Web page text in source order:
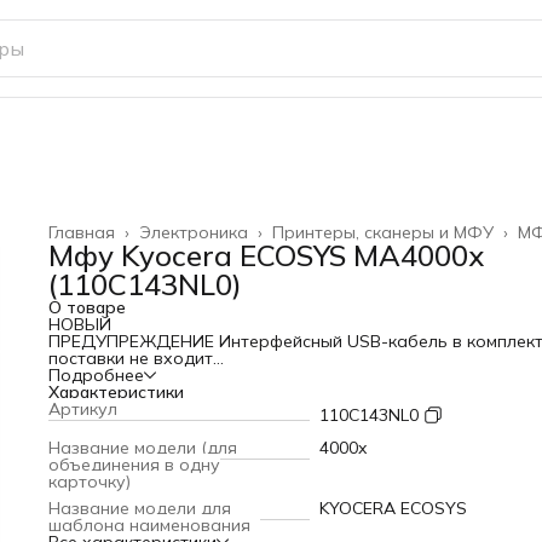
Принтеры, сканеры и МФУ ›
Электроника ›
Главная ›
Мфу Kyocera ECOSYS MA4000x
(110C143NL0)
О товаре
НОВЫЙ
ПРЕДУПРЕЖДЕНИЕ Интерфейсный USB-кабель в комплект
поставки не входит
Серия Ecosys
Модель ECOSYS MA4000x (110C143NL0)
Тип оборудования МФУ
Описание принтер/сканер/копир
Цветная печать Нет
Позиционирование Печать документов
Тип печати Лазерная
Цвета, использованные в оформлении Белый, Черный
Процессор ARM Cortex-A53, 1 ГГц
Объем памяти (Стандарт) (Мб) 1024
Подробнее
Характеристики
Артикул
110C143NL0
Название модели (для
объединения в одну
карточку)
4000x
Название модели для
шаблона наименования
KYOCERA ECOSYS